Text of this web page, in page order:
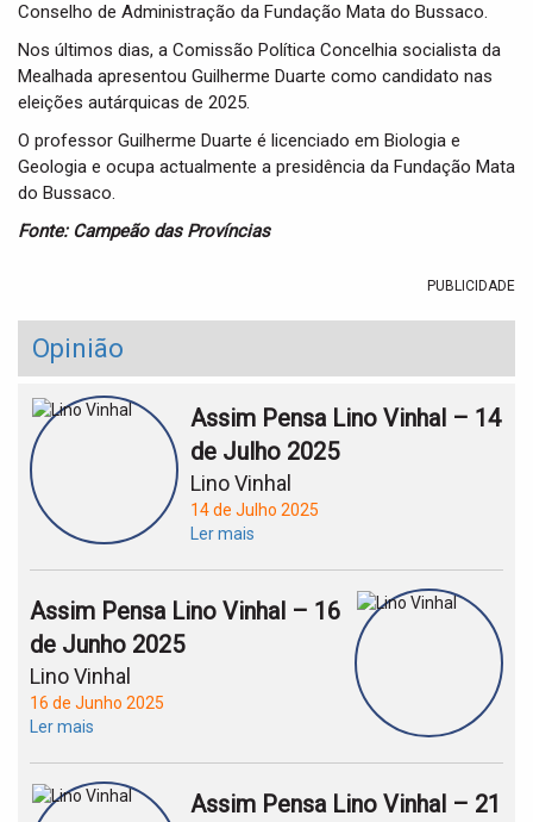
Conselho de Administração da Fundação Mata do Bussaco.
Nos últimos dias, a Comissão Política Concelhia socialista da
Mealhada apresentou Guilherme Duarte como candidato nas
eleições autárquicas de 2025.
O professor Guilherme Duarte é licenciado em Biologia e
Geologia e ocupa actualmente a presidência da Fundação Mata
do Bussaco.
Fonte: Campeão das Províncias
PUBLICIDADE
Opinião
Assim Pensa Lino Vinhal – 14
de Julho 2025
Lino Vinhal
14 de Julho 2025
Ler mais
Assim Pensa Lino Vinhal – 16
de Junho 2025
Lino Vinhal
16 de Junho 2025
Ler mais
Assim Pensa Lino Vinhal – 21